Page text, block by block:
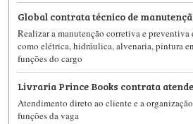
Global contrata técnico de
Realizar a manutenção corretiva e preventiva
como elétrica, hidráulica, alvenaria, pintura
funções do cargo
Livraria Prince Books contrata
Atendimento direto ao cliente e a
funções da vaga